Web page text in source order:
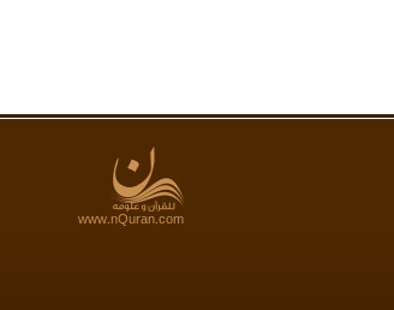
www.nQuran.com